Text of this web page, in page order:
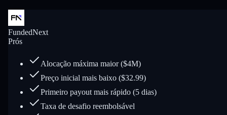
FundedNext
Prós
Alocação máxima maior ($4M)
Preço inicial mais baixo ($32.99)
Primeiro payout mais rápido (5 dias)
Taxa de desafio reembolsável